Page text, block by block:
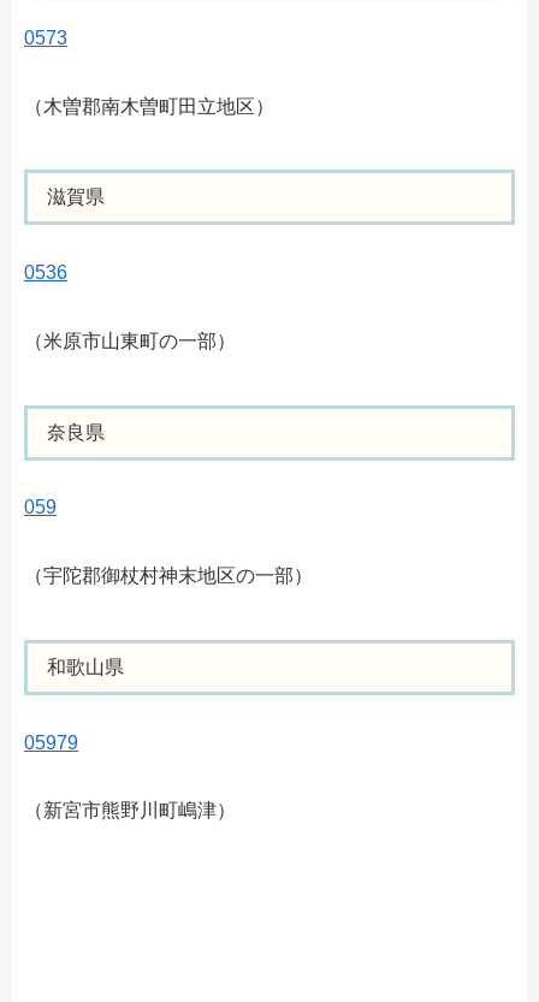
0573
（木曽郡南木曽町田立地区）
滋賀県
0536
（米原市山東町の一部）
奈良県
059
（宇陀郡御杖村神末地区の一部）
和歌山県
05979
（新宮市熊野川町嶋津）